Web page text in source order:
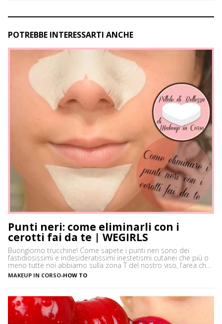
POTREBBE INTERESSARTI ANCHE
Punti neri: come eliminarli con i
cerotti fai da te | WEGIRLS
Buongiorno trucchine! Come sapete i punti neri sono dei
fastidiosissimi e indesideratissimi inestetismi cutanei che più o
meno tutte noi abbiamo sulla zona T del nostro viso, l’area che
è più spesso vittima di impurità e alterazioni del pH della pelle,
soprattutto se si ha la pelle grassa e non si usano prodotti
MAKEUP IN CORSO-HOW TO